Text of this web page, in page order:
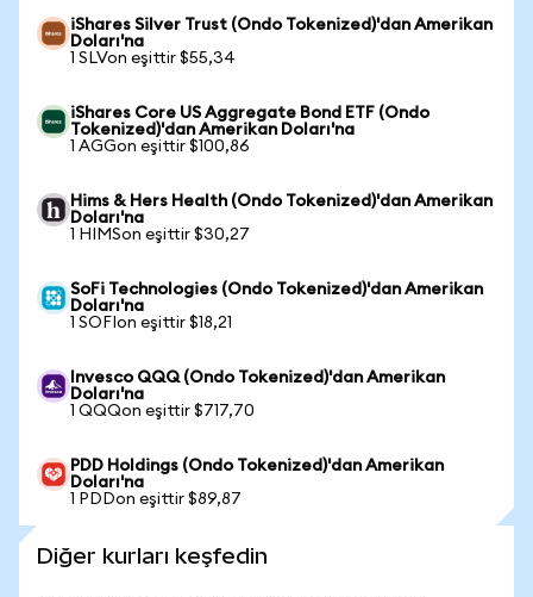
iShares Silver Trust (Ondo Tokenized)'dan Amerikan
Doları'na
1 SLVon eşittir $55,34
iShares Core US Aggregate Bond ETF (Ondo
Tokenized)'dan Amerikan Doları'na
1 AGGon eşittir $100,86
Hims & Hers Health (Ondo Tokenized)'dan Amerikan
Doları'na
1 HIMSon eşittir $30,27
SoFi Technologies (Ondo Tokenized)'dan Amerikan
Doları'na
1 SOFIon eşittir $18,21
Invesco QQQ (Ondo Tokenized)'dan Amerikan
Doları'na
1 QQQon eşittir $717,70
PDD Holdings (Ondo Tokenized)'dan Amerikan
Doları'na
1 PDDon eşittir $89,87
Diğer kurları keşfedin